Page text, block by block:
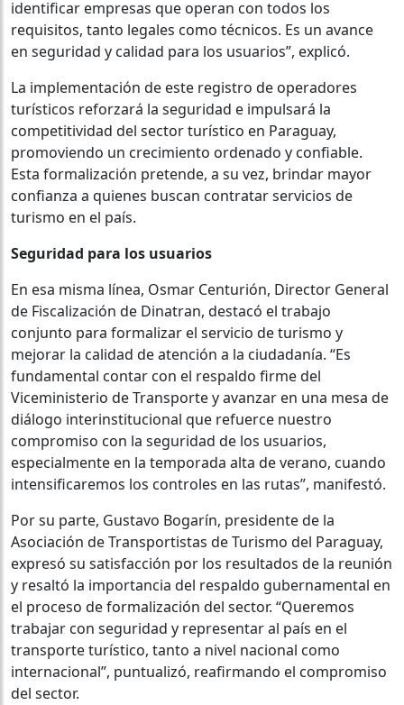
identificar empresas que operan con todos los
requisitos, tanto legales como técnicos. Es un avance
en seguridad y calidad para los usuarios”, explicó.
La implementación de este registro de operadores
turísticos reforzará la seguridad e impulsará la
competitividad del sector turístico en Paraguay,
promoviendo un crecimiento ordenado y confiable.
Esta formalización pretende, a su vez, brindar mayor
confianza a quienes buscan contratar servicios de
turismo en el país.
Seguridad para los usuarios
En esa misma línea, Osmar Centurión, Director General
de Fiscalización de Dinatran, destacó el trabajo
conjunto para formalizar el servicio de turismo y
mejorar la calidad de atención a la ciudadanía. “Es
fundamental contar con el respaldo firme del
Viceministerio de Transporte y avanzar en una mesa de
diálogo interinstitucional que refuerce nuestro
compromiso con la seguridad de los usuarios,
especialmente en la temporada alta de verano, cuando
intensificaremos los controles en las rutas”, manifestó.
Por su parte, Gustavo Bogarín, presidente de la
Asociación de Transportistas de Turismo del Paraguay,
expresó su satisfacción por los resultados de la reunión
y resaltó la importancia del respaldo gubernamental en
el proceso de formalización del sector. “Queremos
trabajar con seguridad y representar al país en el
transporte turístico, tanto a nivel nacional como
internacional”, puntualizó, reafirmando el compromiso
del sector.